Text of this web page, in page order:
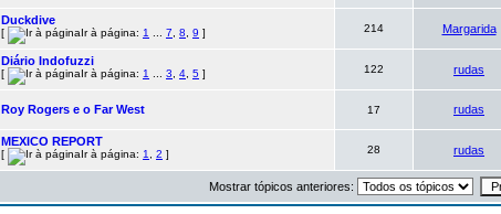
Duckdive
[ Ir à página: 1 7 8 9 ] 214 Margarida
Diário Indofuzzi
[ Ir à página: 1 3 4 5 ] 122 rudas
Roy Rogers e o Far West 17 rudas
MEXICO REPORT
[ Ir à página: 1 2 ] 28 rudas
Mostrar tópicos anteriores: